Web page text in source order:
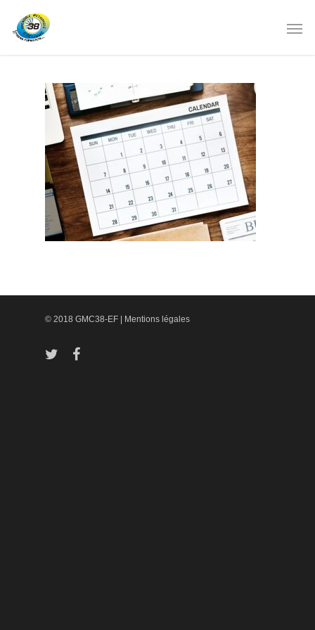
© 2018 GMC38-EF | Mentions légales